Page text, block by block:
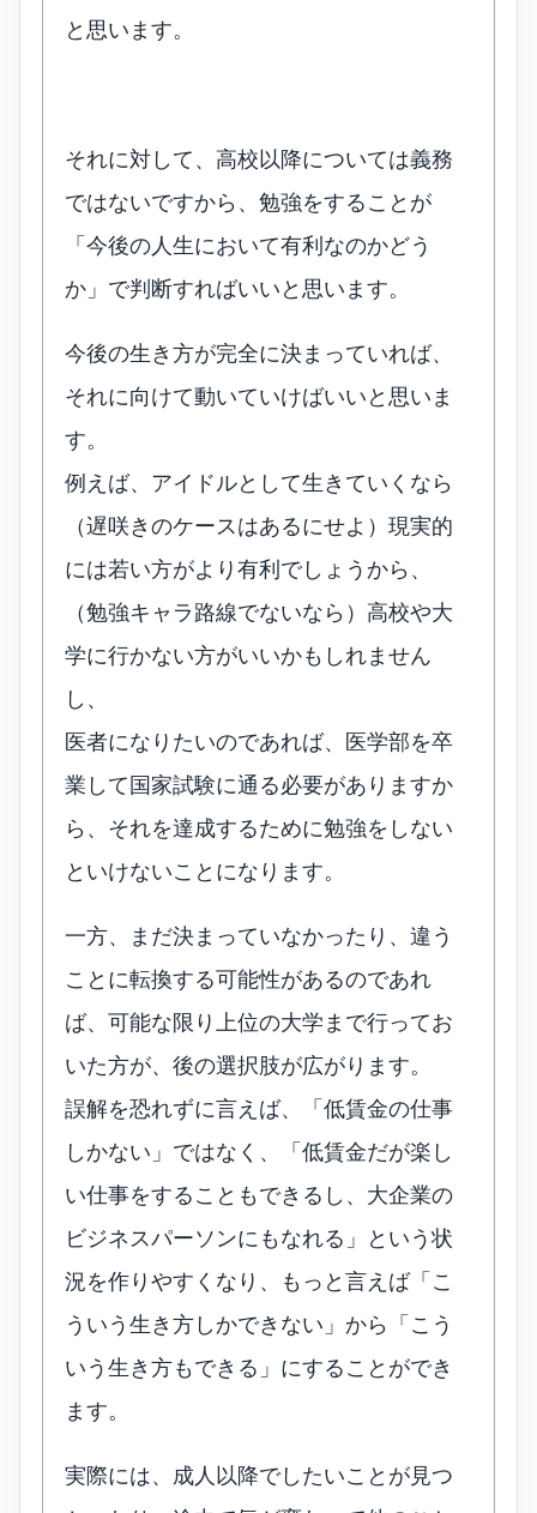
と思います。
それに対して、高校以降については義務
ではないですから、勉強をすることが
「今後の人生において有利なのかどう
か」で判断すればいいと思います。
今後の生き方が完全に決まっていれば、
それに向けて動いていけばいいと思いま
す。
例えば、アイドルとして生きていくなら
（遅咲きのケースはあるにせよ）現実的
には若い方がより有利でしょうから、
（勉強キャラ路線でないなら）高校や大
学に行かない方がいいかもしれません
し、
医者になりたいのであれば、医学部を卒
業して国家試験に通る必要がありますか
ら、それを達成するために勉強をしない
といけないことになります。
一方、まだ決まっていなかったり、違う
ことに転換する可能性があるのであれ
ば、可能な限り上位の大学まで行ってお
いた方が、後の選択肢が広がります。
誤解を恐れずに言えば、「低賃金の仕事
しかない」ではなく、「低賃金だが楽し
い仕事をすることもできるし、大企業の
ビジネスパーソンにもなれる」という状
況を作りやすくなり、もっと言えば「こ
ういう生き方しかできない」から「こう
いう生き方もできる」にすることができ
ます。
実際には、成人以降でしたいことが見つ